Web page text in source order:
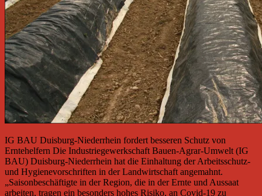
IG BAU Duisburg-Niederrhein fordert besseren Schutz von
Erntehelfern Die Industriegewerkschaft Bauen-Agrar-Umwelt (IG
BAU) Duisburg-Niederrhein hat die Einhaltung der Arbeitsschutz-
und Hygienevorschriften in der Landwirtschaft angemahnt.
„Saisonbeschäftigte in der Region, die in der Ernte und Aussaat
arbeiten, tragen ein besonders hohes Risiko, an Covid-19 zu